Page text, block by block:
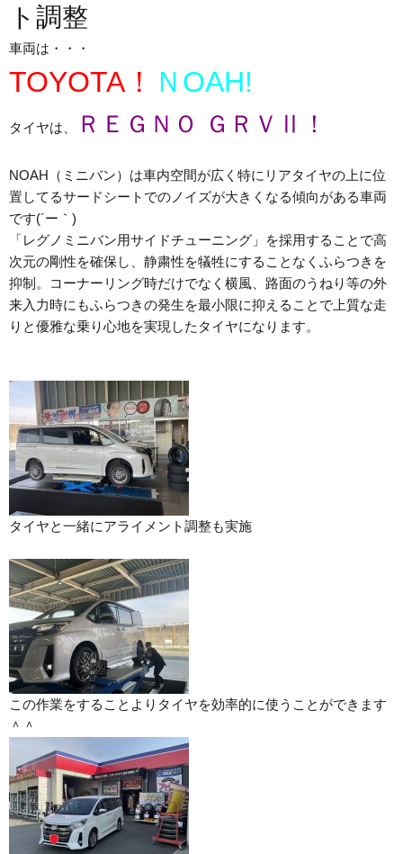
ト調整
車両は・・・
TOYOTA！ ＮOAH!
タイヤは、 ＲＥＧＮＯ ＧＲＶⅡ！
NOAH（ミニバン）は車内空間が広く特にリアタイヤの上に位
置してるサードシートでのノイズが大きくなる傾向がある車両
です(´ー｀)
「レグノミニバン用サイドチューニング」を採用することで高
次元の剛性を確保し、静粛性を犠牲にすることなくふらつきを
抑制。コーナーリング時だけでなく横風、路面のうねり等の外
来入力時にもふらつきの発生を最小限に抑えることで上質な走
りと優雅な乗り心地を実現したタイヤになります。
タイヤと一緒にアライメント調整も実施
この作業をすることよりタイヤを効率的に使うことができます
＾＾